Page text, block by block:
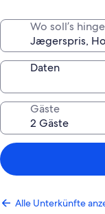
Wo soll’s
Daten
Gäste
Alle Unterkünfte